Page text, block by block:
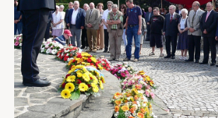
Devenir Membre
Actualités